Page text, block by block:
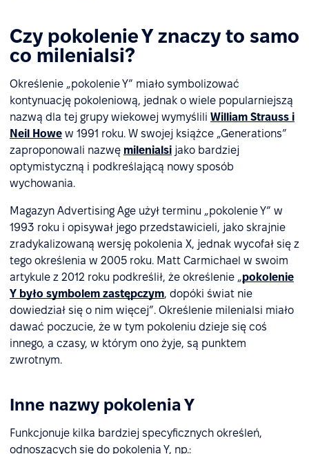
Czy pokolenie Y znaczy to samo
co milenialsi?
Określenie „pokolenie Y” miało symbolizować
kontynuację pokoleniową, jednak o wiele popularniejszą
nazwą dla tej grupy wiekowej wymyślili William Strauss i
Neil Howe w 1991 roku. W swojej książce „Generations”
zaproponowali nazwę milenialsi jako bardziej
optymistyczną i podkreślającą nowy sposób
wychowania.
Magazyn Advertising Age użył terminu „pokolenie Y” w
1993 roku i opisywał jego przedstawicieli, jako skrajnie
zradykalizowaną wersję pokolenia X, jednak wycofał się z
tego określenia w 2005 roku. Matt Carmichael w swoim
artykule z 2012 roku podkreślił, że określenie „pokolenie
Y było symbolem zastępczym, dopóki świat nie
dowiedział się o nim więcej”. Określenie milenialsi miało
dawać poczucie, że w tym pokoleniu dzieje się coś
innego, a czasy, w którym ono żyje, są punktem
zwrotnym.
Inne nazwy pokolenia Y
Funkcjonuje kilka bardziej specyficznych określeń,
odnoszących się do pokolenia Y, np.: